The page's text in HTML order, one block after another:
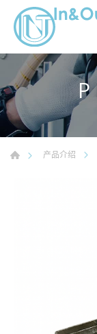
产品介绍